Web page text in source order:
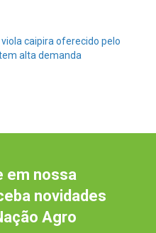
em nossa
novidades
Agro